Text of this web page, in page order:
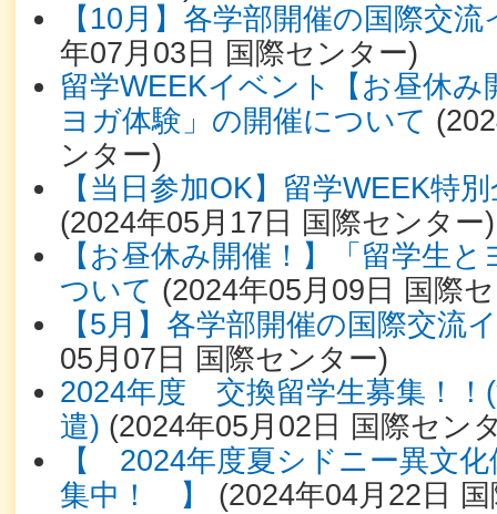
【10月】各学部開催の国際交
年07月03日 国際センター)
留学WEEKイベント【お昼休み
ヨガ体験」の開催について (
ンター)
【当日参加OK】留学WEEK特
(2024年05月17日 国際センター)
【お昼休み開催！】「留学生
ついて (2024年05月09日 国際
【5月】各学部開催の国際交流
05月07日 国際センター)
2024年度 交換留学生募集！！
遣) (2024年05月02日 国際セン
【 2024年度夏シドニー異文
集中！ 】
(2024年04月22日